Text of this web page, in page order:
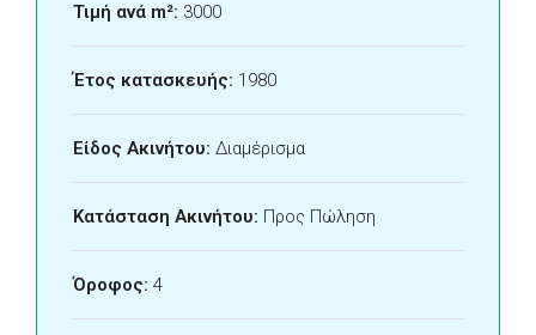
Τιμή ανά m²: 3000
Έτος κατασκευής: 1980
Είδος Ακινήτου: Διαμέρισμα
Κατάσταση Ακινήτου: Προς Πώληση
Όροφος: 4